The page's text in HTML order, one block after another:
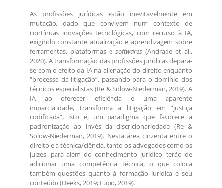
As profissões jurídicas estão inevitavelmente em
mutação, dado que convivem num contexto de
contínuas inovações tecnológicas, com recurso à IA,
exigindo constante atualização e aprendizagem sobre
ferramentas, plataformas e softwares (Andrade et al.,
2020). A transformação das profissões jurídicas depara-
se com o efeito da IA na alienação do direito enquanto
“processo da litigação”, passando para o domínio dos
técnicos especialistas (Re & Solow-Niederman, 2019). A
IA ao oferecer eficiência e uma aparente
imparcialidade, transforma a litigação em “justiça
codificada”, isto é, um paradigma que favorece a
padronização ao invés da discricionariedade (Re &
Solow-Niederman, 2019). Nesta área cinzenta entre o
direito e a técnica/ciência, tanto os advogados como os
juízes, para além do conhecimento jurídico, terão de
adicionar uma competência técnica, o que coloca
também questões quanto à formação jurídica e seu
conteúdo (Deeks, 2019; Lupo, 2019).